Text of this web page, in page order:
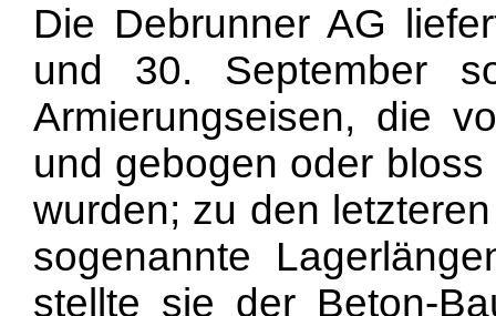
Die Debrunner AG
und 30. September
Armierungseisen, die
und gebogen oder
wurden; zu den
sogenannte
stellte sie der Beton-